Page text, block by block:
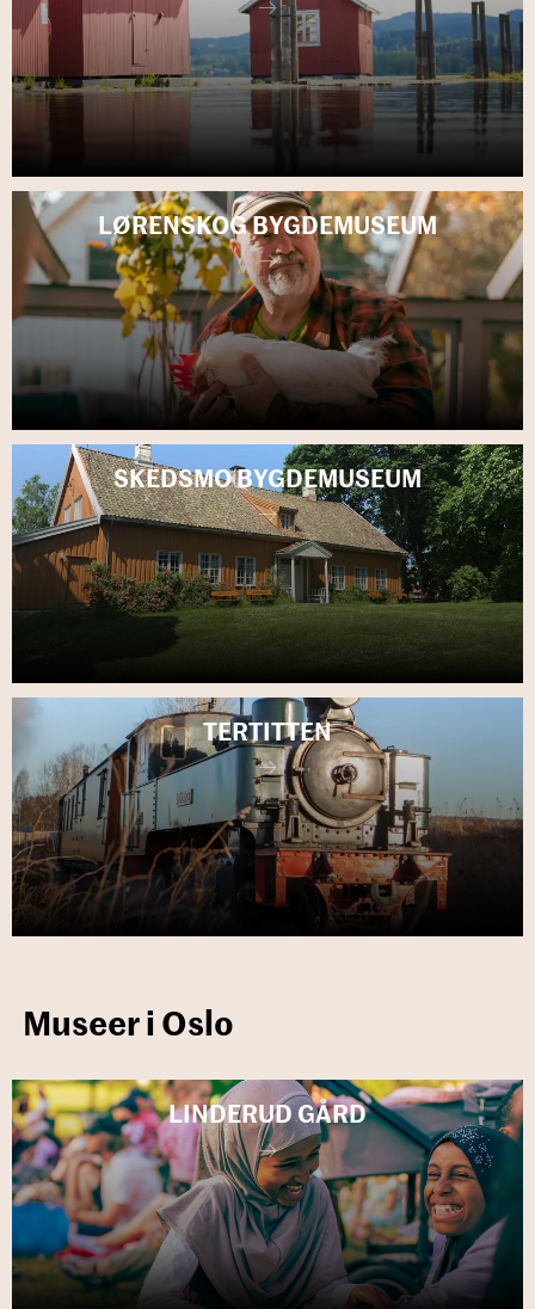
LØ­REN­SKOG BYGDE­MU­SE­UM
SKEDS­MO BYGDE­MU­SE­UM
TER­TIT­TEN
Museer i Oslo
LIN­DE­RUD GÅRD